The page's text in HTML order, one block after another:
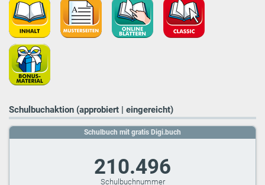
Schulbuchaktion (approbiert | eingereicht)
Schulbuch mit gratis Digi.buch
210.496